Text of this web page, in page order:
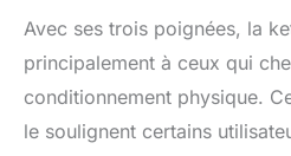
Avec ses trois poignées, la
principalement à ceux qui
conditionnement physique.
le soulignent certains